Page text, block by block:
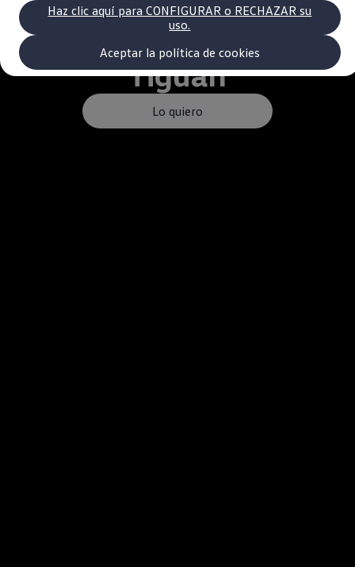
Aceptar la política de cookies
Haz clic aquí para CONFIGURAR o RECHAZAR su
uso.
Volkswagen Recall
Campaña Recall - Takata Airbag
Garantías
Garantía auto nuevo
Garantía extendida
Tengo un VW
Consejos y Cuidados
VW Store
Tiguan
Lo quiero